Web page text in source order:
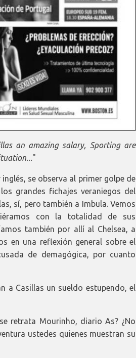
an amazing salary, Sporting are
"
se observa al primer golpe de
grandes fichajes veraniegos del
sí, pero también a Imbula. Vemos
con la totalidad de sus
también por allí al Chelsea, a
en una reflexión general sobre el
de demagógica, por cuanto
a Casillas un sueldo estupendo, el
retrata Mourinho, diario As? ¿No
ustedes quienes muestran su